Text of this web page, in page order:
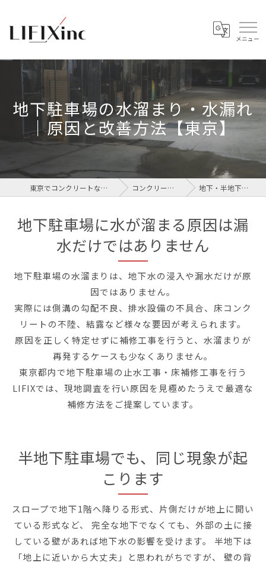
地下駐車場の水溜まり・水漏れ
｜原因と改善方法【東京】
東京でコンクリートなら株式会社LIFIX コンクリート地下漏水 地下・半地下駐車場 漏水
地下駐車場に水が溜まる原因は漏
水だけではありません
地下駐車場の水溜まりは、地下水の浸入や漏水だけが原
因ではありません。
実際には側溝の勾配不良、排水設備の不具合、床コンク
リートの不陸、結露など様々な要因が考えられます。
原因を正しく特定せずに補修工事を行うと、水溜まりが
再発するケースも少なくありません。
東京都内で地下駐車場の止水工事・床補修工事を行う
LIFIXでは、現地調査を行い原因を見極めたうえで最適な
補修方法をご提案しています。
半地下駐車場でも、同じ現象が起
こります
スロープで地下1階へ降りる形式、片側だけが地上に開い
ている形式など、 完全な地下でなくても、外部の土に接
している壁があれば地下水の影響を受けます。 半地下は
「地上に近いから大丈夫」と思われがちですが、 壁の背